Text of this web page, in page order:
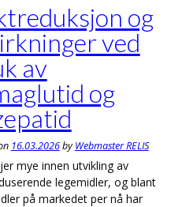
og
ved
av
og
16.03.2026byWebmaster RELIS
mye innen utvikling av
legemidler, og blant
på markedet per nå har